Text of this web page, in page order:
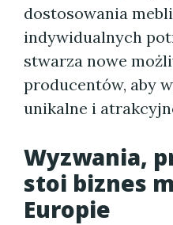
dostosowania
indywidualnych
stwarza nowe
producentów, aby
unikalne i
Wyzwania,
stoi biznes
Europie